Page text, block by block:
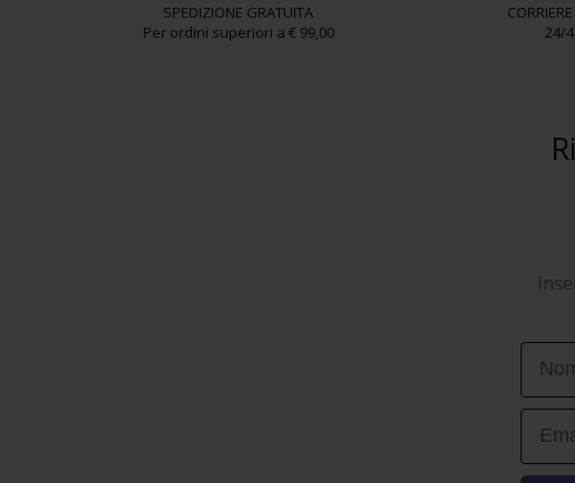
SPEDIZIONE GRATUITA
Per ordini superiori a € 99,00
24/
First
Email